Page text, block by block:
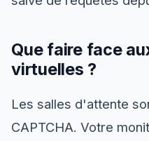
Que faire face
virtuelles ?
Les salles d'attente
CAPTCHA. Votre